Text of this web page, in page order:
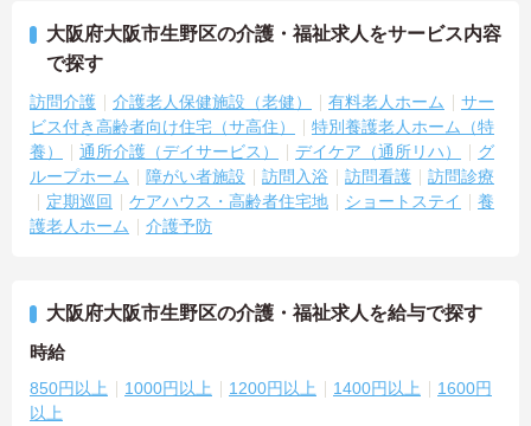
大阪府大阪市生野区の介護・福祉求人をサービス内容
で探す
訪問介護 介護老人保健施設（老健） 有料老人ホーム
サー
ビス付き高齢者向け住宅（サ高住）
特別養護老人ホーム（特
養）
通所介護（デイサービス） デイケア（通所リハ）
グ
ループホーム
障がい者施設 訪問入浴 訪問看護
訪問診療
定期巡回
ケアハウス・高齢者住宅地 ショートステイ
養
護老人ホーム
介護予防
大阪府大阪市生野区の介護・福祉求人を給与で探す
時給
850円以上 1000円以上 1200円以上 1400円以上
1600円
以上